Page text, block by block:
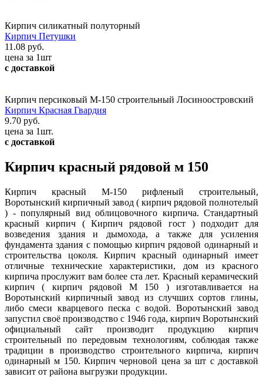
Кирпич силикатный полуторный
Кирпич Петушки
11.08 руб.
цена за 1шт
с доставкой
Кирпич персиковый М-150 строительный Лосиноостровский
Кирпич Красная Гвардия
9.70 руб.
цена за 1шт.
с доставкой
Кирпич красный рядовой м 150
Кирпич красный М-150 рифленый строительный,
Воротынский кирпичный завод ( кирпич рядовой полнотелый
) - популярный вид облицовочного кирпича. Стандартный
красный кирпич ( Кирпич рядовой гост ) подходит для
возведения здания и дымохода, а также для усиления
фундамента здания с помощью кирпич рядовой одинарный и
строительства цоколя. Кирпич красный одинарный имеет
отличные технические характеристики, дом из красного
кирпича прослужит вам более ста лет. Красный керамический
кирпич ( кирпич рядовой М 150 ) изготавливается на
Воротынский кирпичный завод из случших сортов глины,
либо смеси кварцевого песка с водой. Воротынский завод
запустил своё производство с 1946 года, кирпич Воротынский
официальный сайт производит продукцию кирпич
строительный по передовым технологиям, соблюдая также
традиции в производство строительного кирпича, кирпич
одинарный м 150. Кирпич черновой цена за шт с доставкой
зависит от района выгрузки продукции.